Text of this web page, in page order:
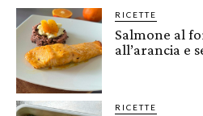
RICETTE
Salmone al
all’arancia e
RICETTE